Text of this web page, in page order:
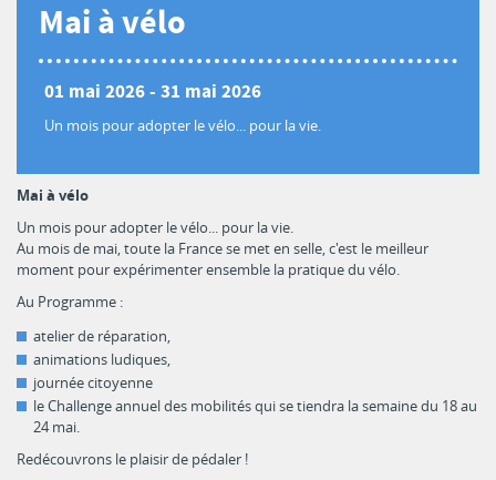
Mai à vélo
01 mai 2026- 31 mai 2026
Un mois pour adopter le vélo... pour la vie.
Mai à vélo
Un mois pour adopter le vélo... pour la vie.
Au mois de mai, toute la France se met en selle, c'est le meilleur
moment pour expérimenter ensemble la pratique du vélo.
Au Programme :
atelier de réparation,
animations ludiques,
journée citoyenne
le Challenge annuel des mobilités qui se tiendra la semaine du 18 au
24 mai.
Redécouvrons le plaisir de pédaler !